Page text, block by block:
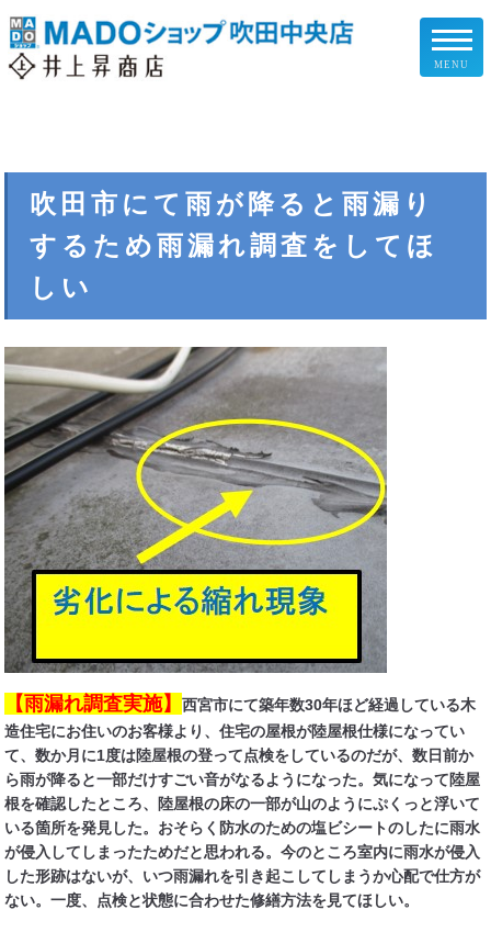
お客様の声
施工事例
企業情報
スタッフ紹介
スタッフブログ
住まいのお悩み解決策
お問い合わせ
よくある質問
プライバシーポリシー
採用情報
サイトマップ
MENU
吹田市にて雨が降ると雨漏り
するため雨漏れ調査をしてほ
しい
【雨漏れ調査実施】西宮市にて築年数30年ほど経過している木
造住宅にお住いのお客様より、住宅の屋根が陸屋根仕様になってい
て、数か月に1度は陸屋根の登って点検をしているのだが、数日前か
ら雨が降ると一部だけすごい音がなるようになった。気になって陸屋
根を確認したところ、陸屋根の床の一部が山のようにぷくっと浮いて
いる箇所を発見した。おそらく防水のための塩ビシートのしたに雨水
が侵入してしまったためだと思われる。今のところ室内に雨水が侵入
した形跡はないが、いつ雨漏れを引き起こしてしまうか心配で仕方が
ない。一度、点検と状態に合わせた修繕方法を見てほしい。